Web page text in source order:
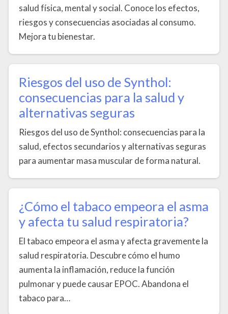
salud física, mental y social. Conoce los efectos,
riesgos y consecuencias asociadas al consumo.
Mejora tu bienestar.
Riesgos del uso de Synthol:
consecuencias para la salud y
alternativas seguras
Riesgos del uso de Synthol: consecuencias para la
salud, efectos secundarios y alternativas seguras
para aumentar masa muscular de forma natural.
¿Cómo el tabaco empeora el asma
y afecta tu salud respiratoria?
El tabaco empeora el asma y afecta gravemente la
salud respiratoria. Descubre cómo el humo
aumenta la inflamación, reduce la función
pulmonar y puede causar EPOC. Abandona el
tabaco para…